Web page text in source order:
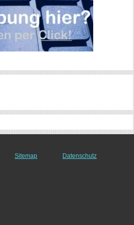
Sitemap Datenschutz